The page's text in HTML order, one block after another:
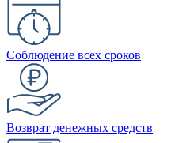
Соблюдение всех сроков
Возврат денежных средств